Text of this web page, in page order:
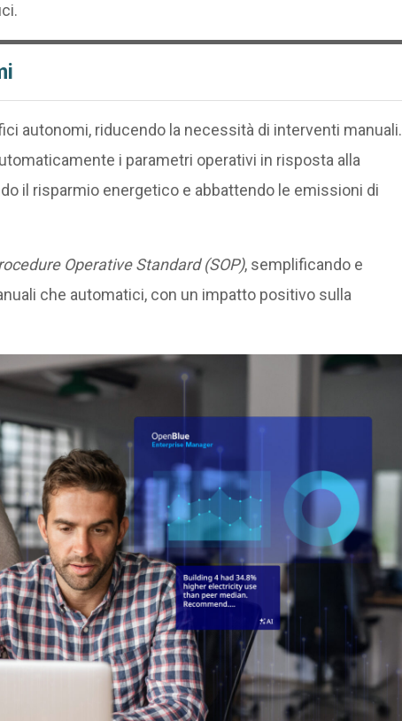
autonomi, riducendo la necessità di interventi manuali.
i parametri operativi in risposta alla
il risparmio energetico e abbattendo le emissioni di
Operative Standard (SOP), semplificando e
che automatici, con un impatto positivo sulla